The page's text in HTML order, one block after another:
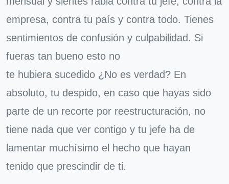
empresa, contra tu país y contra todo. Tienes
sentimientos de confusión y culpabilidad. Si
fueras tan bueno esto no
te hubiera sucedido ¿No es verdad? En
absoluto, tu despido, en caso que hayas sido
parte de un recorte por reestructuración, no
tiene nada que ver contigo y tu jefe ha de
lamentar muchísimo el hecho que hayan
tenido que prescindir de ti.